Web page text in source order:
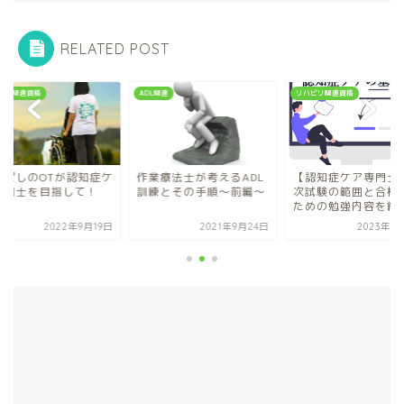
RELATED POST
療法士が考えるADL
その手順～前編～
2021年9月24日
リハビリ関連資格
【認知症ケア専門士】 １
次試験の範囲と合格する
2023年5月19日
リハビリ関連資格
いっぱしのOTが認
ア専門士を目指して
2022年9